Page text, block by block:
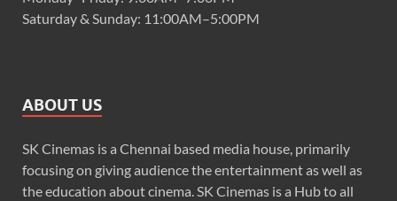
Saturday & Sunday: 11:00AM–5:00PM
ABOUT US
SK Cinemas is a Chennai based media house, primarily
focusing on giving audience the entertainment as well as
the education about cinema. SK Cinemas is a Hub to all